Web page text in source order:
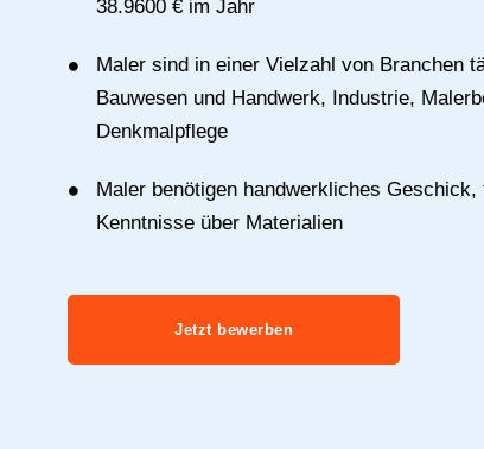
38.9600 € im Jahr
Maler sind in einer Vielzahl von Branchen
Bauwesen und Handwerk, Industrie,
Denkmalpflege
Maler benötigen handwerkliches
Kenntnisse über Materialien
Jetzt bewerben